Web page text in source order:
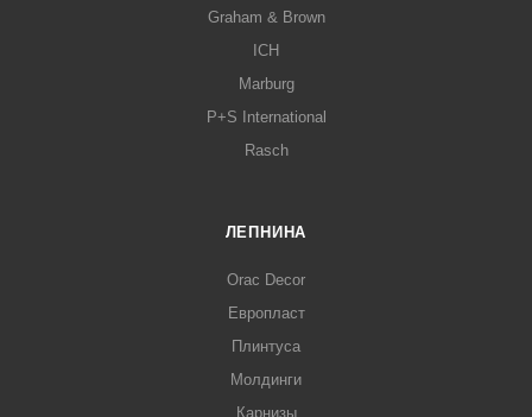
Graham & Brown
ICH
Marburg
P+S International
Rasch
ЛЕПНИНА
Orac Decor
Европласт
Плинтуса
Молдинги
Карнизы